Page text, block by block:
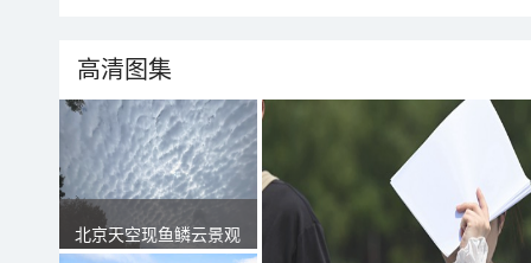
高清图集
北京天空现鱼鳞云景观